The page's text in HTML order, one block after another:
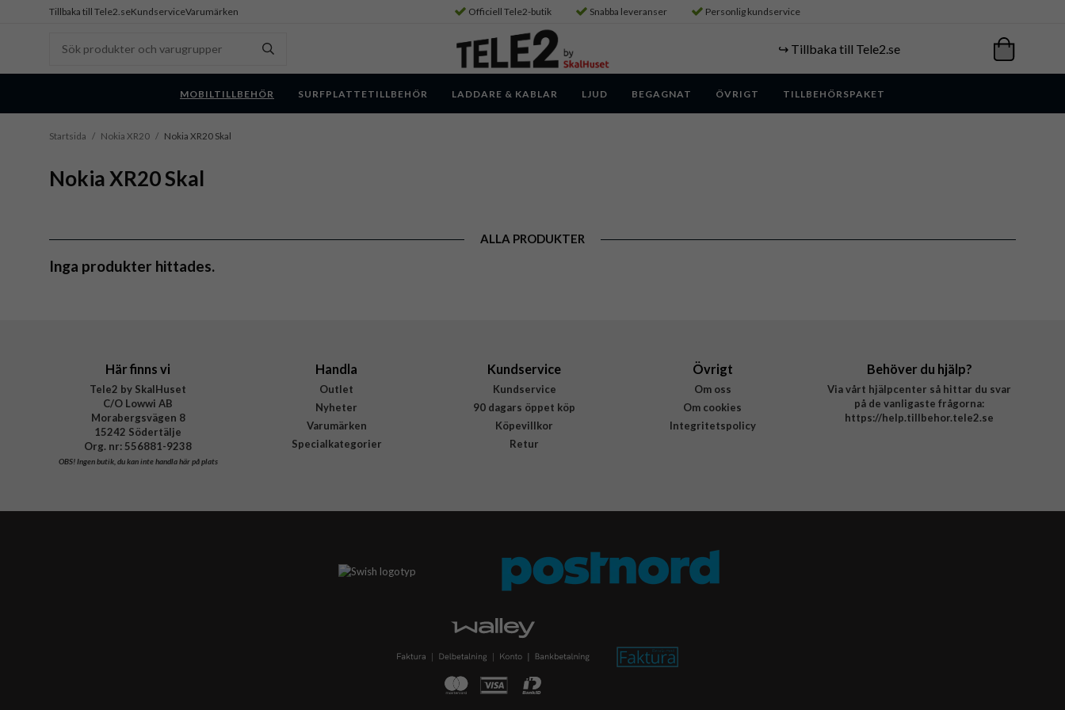
Tillbaka till Tele2.seKundserviceVarumärken Officiell Tele2-butik Snabba leveranser Personlig kundservice
↪️ Tillbaka till Tele2.se
MOBILTILLBEHÖR SURFPLATTETILLBEHÖR LADDARE & KABLAR LJUD BEGAGNAT ÖVRIGT TILLBEHÖRSPAKET
Startsida / Nokia XR20 / Nokia XR20 Skal
Nokia XR20 Skal
ALLA PRODUKTER
Inga produkter hittades.
Här finns vi
Tele2 by SkalHuset
C/O Lowwi AB
Morabergsvägen 8
15242 Södertälje
Org. nr: 556881-9238
OBS!Ingen butik, du kan inte handla här på plats
Handla
Outlet
Nyheter
Varumärken
Specialkategorier
Kundservice
Kundservice
90 dagars öppet köp
Köpevillkor
Retur
Övrigt
Om oss
Om cookies
Integritetspolicy
Behöver du hjälp?
Via vårt hjälpcenter så hittar du svar
på de vanligaste frågorna:
https://help.tillbehor.tele2.se